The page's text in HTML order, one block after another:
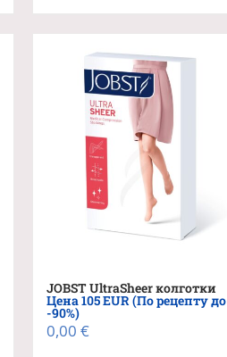
JOBST UltraSheer колготки
Цена 105 EUR (По рецепту до
-90%)
0,00 €